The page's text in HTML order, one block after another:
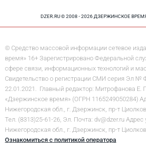
DZER.RU © 2008 - 2026 ДЗЕРЖИНСКОЕ
© Средство массовой информации сетевое
время» 16+ Зарегистрировано Федеральной
сфере связи, информационных технологий и
Свидетельство о регистрации СМИ серия Эл №
22.01.2021. Главный редактор: Митрофанова Е.
«Дзержинское время» (ОГРН 1165249050284)
Нижегородская обл., г. Дзержинск, пр-т
Тел. (8313)25-61-26, Эл. Почта: dv@dzer.ru Адрес
Нижегородская обл., г. Дзержинск, пр-т
Ознакомиться с политикой оператора